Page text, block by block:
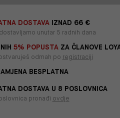
DOSTAVAIZNAD 66 €
unutar 5 radnih dana
5% POPUSTAZA ČLANOVE
odmah po registraciji
BESPLATNA
DOSTAVA U 8 POSLOVNICA
pronađi ovdje